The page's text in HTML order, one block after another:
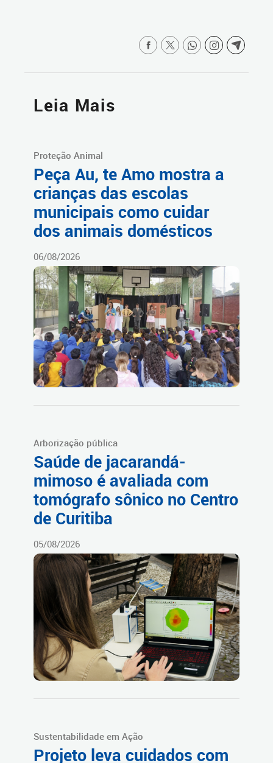
Leia Mais
Proteção Animal
Peça Au, te Amo mostra a
crianças das escolas
municipais como cuidar
dos animais domésticos
06/08/2026
Arborização pública
Saúde de jacarandá-
mimoso é avaliada com
tomógrafo sônico no Centro
de Curitiba
05/08/2026
Sustentabilidade em Ação
Projeto leva cuidados com